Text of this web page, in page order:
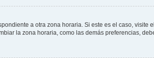
a otra zona horaria. Si este es el caso,
la zona horaria, como las demás preferencias,